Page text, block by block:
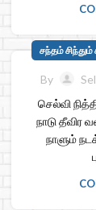
சந்தம்
By
செல்வி
நாடு தீவிர
நாளும்